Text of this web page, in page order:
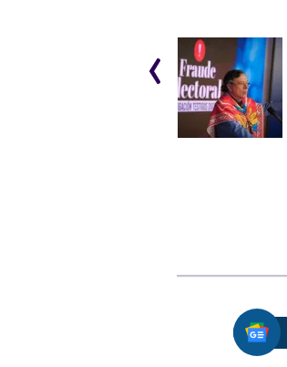
en Colombia
‹